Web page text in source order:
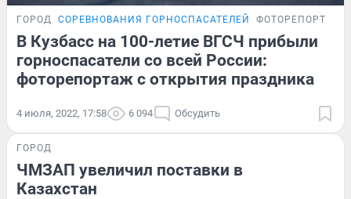
ГОРОД СОРЕВНОВАНИЯ ГОРНОСПАСАТЕЛЕЙ ФОТОРЕПОРТАЖ
В Кузбасс на 100-летие ВГСЧ прибыли
горноспасатели со всей России:
фоторепортаж с открытия праздника
4 июля, 2022, 17:58 6 094 Обсудить
ГОРОД
ЧМЗАП увеличил поставки в
Казахстан